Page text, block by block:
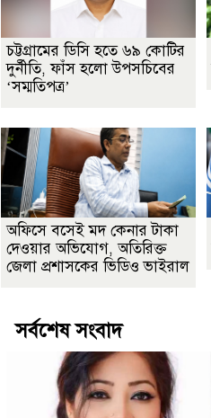
চট্টগ্রামের ডিসি হতে ৬৯ কোটির
দুর্নীতি, ফাঁস হলো উপসচিবের
‘সম্মতিপত্র’
অফিসে বসেই মদ কেনার টাকা
দেওয়ার অভিযোগ, অতিরিক্ত
জেলা প্রশাসকের ভিডিও ভাইরাল
সর্বশেষ সংবাদ